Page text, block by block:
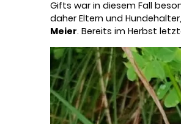
Gifts war in diesem Fall
daher Eltern und
Meier. Bereits im Herbst